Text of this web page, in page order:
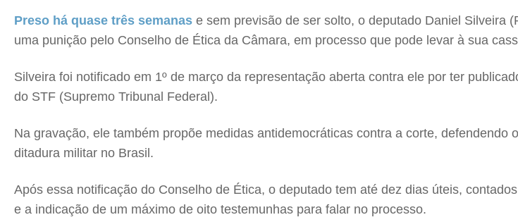
Preso há quase três semanas e sem previsão de ser solto, o deputado Daniel Silveira
uma punição pelo Conselho de Ética da Câmara, em processo que pode levar à sua
Silveira foi notificado em 1º de março da representação aberta contra ele por ter
do STF (Supremo Tribunal Federal).
Na gravação, ele também propõe medidas antidemocráticas contra a corte,
ditadura militar no Brasil.
Após essa notificação do Conselho de Ética, o deputado tem até dez dias úteis,
e a indicação de um máximo de oito testemunhas para falar no processo.